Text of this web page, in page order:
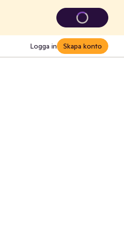
Logga in Skapa konto